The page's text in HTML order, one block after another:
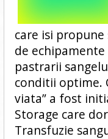
care isi
de
pastrarii
conditii optime.
viata” a fost
Storage care
Transfuzie